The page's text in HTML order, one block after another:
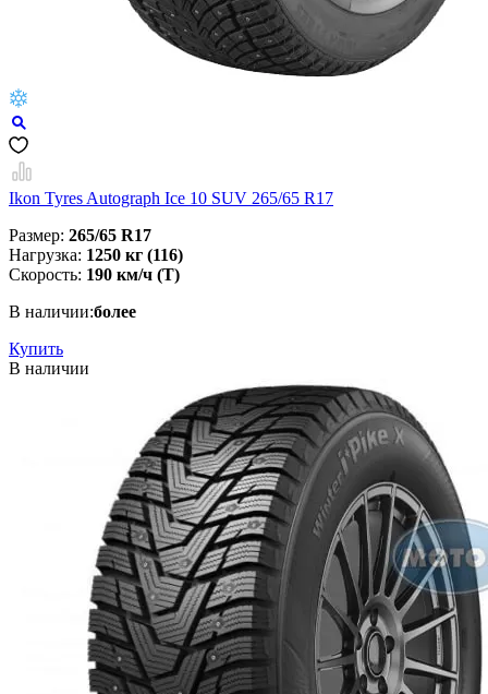
Ikon Tyres Autograph Ice 10 SUV 265/65 R17
Размер: 265/65 R17
Нагрузка: 1250 кг (116)
Скорость: 190 км/ч (T)
В наличии:более
Купить
В наличии